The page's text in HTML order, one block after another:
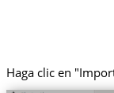
Haga clic en